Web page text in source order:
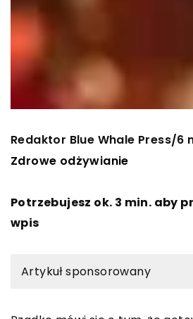
Redaktor Blue Whale Press/6
Zdrowe odżywianie
Potrzebujesz ok. 3 min. aby
wpis
Artykuł sponsorowany